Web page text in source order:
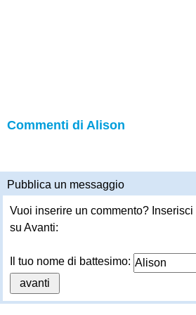
Commenti di Alison
Pubblica un messaggio
Vuoi inserire un commento?
su Avanti:
Il tuo nome di battesimo: